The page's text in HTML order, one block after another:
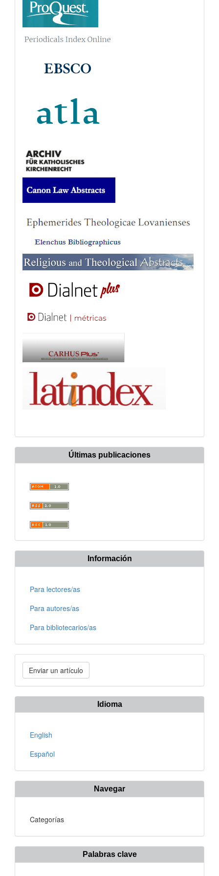
Últimas publicaciones
Información
Para lectores/as
Para autores/as
Para bibliotecarios/as
Enviar
un
artículo
Enviar un artículo
Idioma
English
Español
Navegar
Categorías
Palabras clave